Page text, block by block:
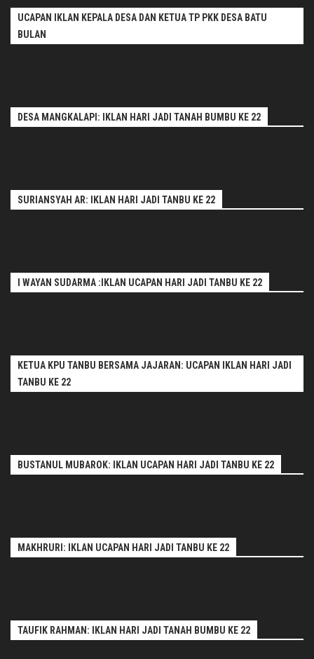
UCAPAN IKLAN KEPALA DESA DAN KETUA TP PKK DESA BATU
BULAN
DESA MANGKALAPI: IKLAN HARI JADI TANAH BUMBU KE 22
SURIANSYAH AR: IKLAN HARI JADI TANBU KE 22
I WAYAN SUDARMA :IKLAN UCAPAN HARI JADI TANBU KE 22
KETUA KPU TANBU BERSAMA JAJARAN: UCAPAN IKLAN HARI JADI
TANBU KE 22
BUSTANUL MUBAROK: IKLAN UCAPAN HARI JADI TANBU KE 22
MAKHRURI: IKLAN UCAPAN HARI JADI TANBU KE 22
TAUFIK RAHMAN: IKLAN HARI JADI TANAH BUMBU KE 22